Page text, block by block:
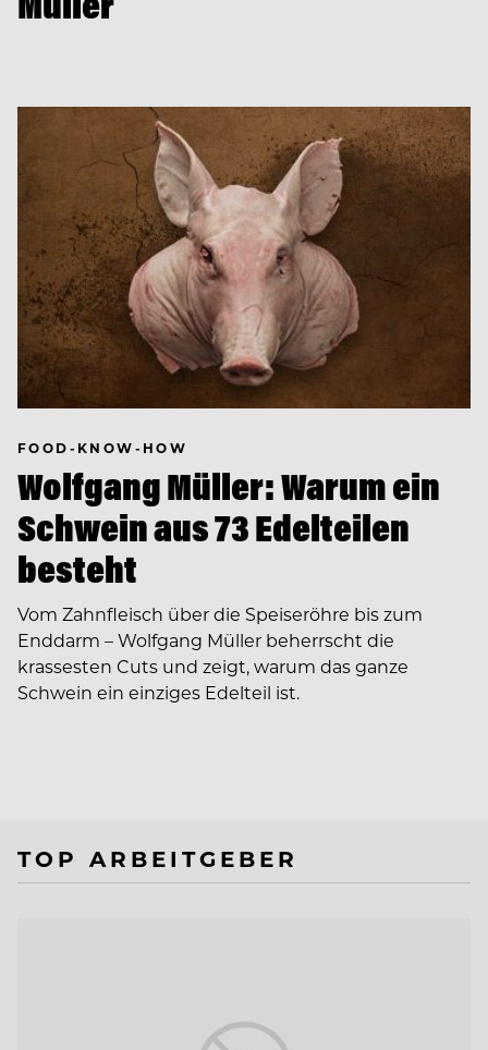
FOOD-KNOW-HOW
Wolfgang Müller: Warum ein
Schwein aus 73 Edelteilen
besteht
Vom Zahnfleisch über die Speiseröhre bis zum
Enddarm – Wolfgang Müller beherrscht die
krassesten Cuts und zeigt, warum das ganze
Schwein ein einziges Edelteil ist.
TOP ARBEITGEBER